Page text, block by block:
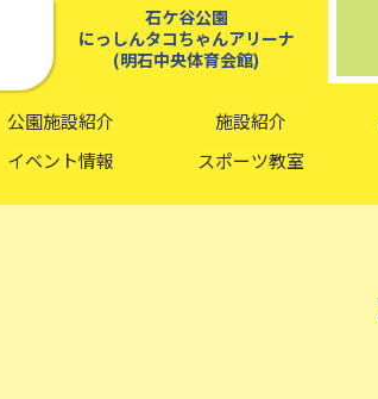
石ケ谷公園
にっしんタコちゃんアリーナ
(明石中央体育会館)
公園施設紹介 施設紹介
イベント情報
スポーツ教室